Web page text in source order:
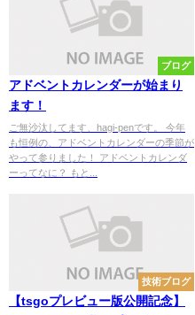
ブログ
アドベントカレンダーが始まり
ます！
ご無沙汰してます、hagi-penです。 今年
も恒例の、アドベントカレンダーの季節が
やって参りました！ アドベントカレンダ
ーってなに？ もと...
技術ブログ
【tsgoプレビュー版公開記念】